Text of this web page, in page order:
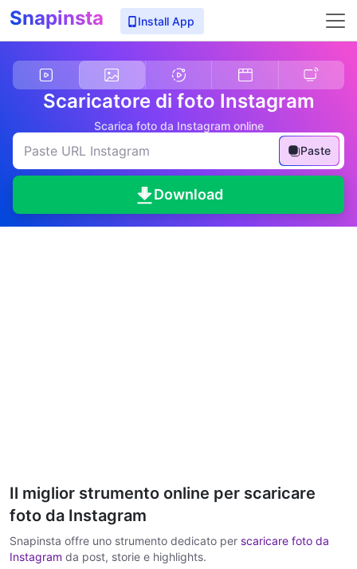
Snapinsta Install App
Scaricatore di foto Instagram
Scarica foto da Instagram online
Paste
Download
Il miglior strumento online per scaricare
foto da Instagram
Snapinsta offre uno strumento dedicato per scaricare foto da
Instagram da post, storie e highlights.